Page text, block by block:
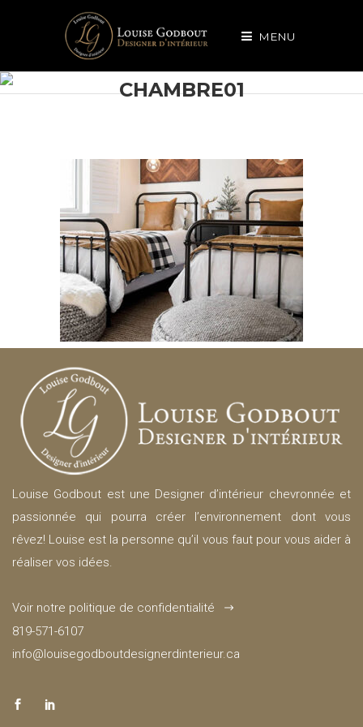
MENU
CHAMBRE01
Louise Godbout est une Designer d’intérieur chevronnée et
passionnée qui pourra créer l’environnement dont vous
rêvez! Louise est la personne qu’il vous faut pour vous aider à
réaliser vos idées.
Voir notre politique de confidentialité
819-571-6107
info@louisegodboutdesignerdinterieur.ca